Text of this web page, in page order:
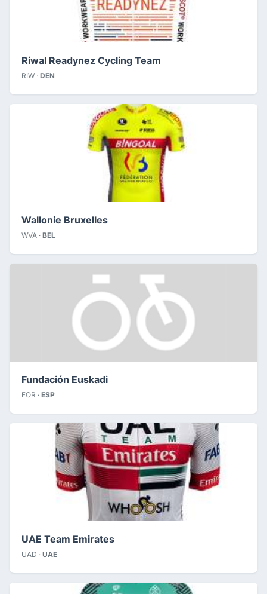
Riwal Readynez Cycling Team
RIW · DEN
Wallonie Bruxelles
WVA · BEL
Fundación Euskadi
FOR · ESP
UAE Team Emirates
UAD · UAE